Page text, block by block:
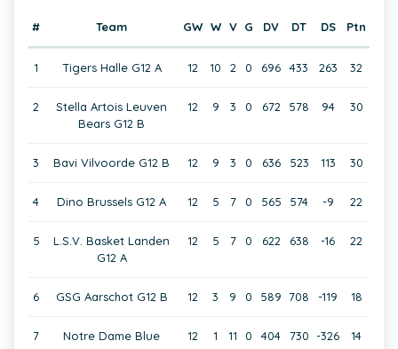
# Team GW W V G DV DT DS Ptn
1 Tigers Halle G12 A 12 10 2 0 696 433 263 32
2
Stella Artois Leuven
Bears G12 B
12 9 3 0 672 578 94 30
3 Bavi Vilvoorde G12 B 12 9 3 0 636 523 113 30
4 Dino Brussels G12 A 12 5 7 0 565 574 -9 22
5
L.S.V. Basket Landen
G12 A
12 5 7 0 622 638 -16 22
6 GSG Aarschot G12 B 12 3 9 0 589 708 -119 18
7
Notre Dame Blue
12 1 11 0 404 730 -326 14